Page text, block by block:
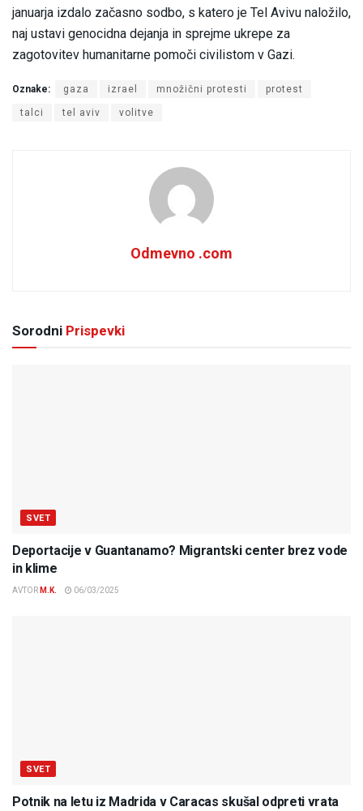
januarja izdalo začasno sodbo, s katero je Tel Avivu naložilo,
naj ustavi genocidna dejanja in sprejme ukrepe za
zagotovitev humanitarne pomoči civilistom v Gazi.
Oznake: gaza izrael množični protesti protest
talci tel aviv volitve
Odmevno .com
Sorodni Prispevki
SVET
Deportacije v Guantanamo? Migrantski center brez vode
in klime
AVTOR M.K. 06/03/2025
SVET
Potnik na letu iz Madrida v Caracas skušal odpreti vrata